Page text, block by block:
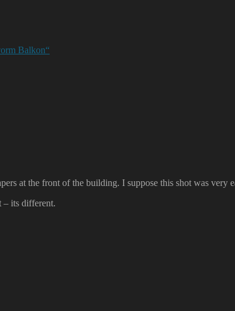
Balkon“
at the front of the building. I suppose this shot was very
– its different.